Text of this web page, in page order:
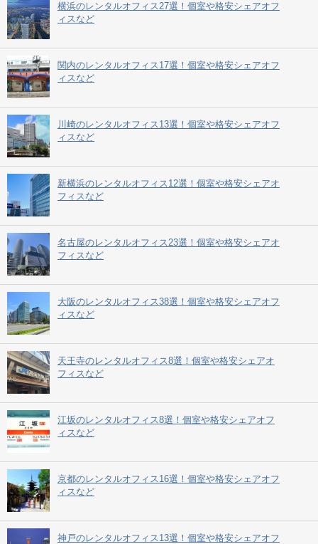
横浜のレンタルオフィス27選！個室や格安シェアオフ
ィスなど
関内のレンタルオフィス17選！個室や格安シェアオフ
ィスなど
川崎のレンタルオフィス13選！個室や格安シェアオフ
ィスなど
新横浜のレンタルオフィス12選！個室や格安シェアオ
フィスなど
名古屋のレンタルオフィス23選！個室や格安シェアオ
フィスなど
大阪のレンタルオフィス38選！個室や格安シェアオフ
ィスなど
天王寺のレンタルオフィス8選！個室や格安シェアオ
フィスなど
江坂のレンタルオフィス8選！個室や格安シェアオフ
ィスなど
京都のレンタルオフィス16選！個室や格安シェアオフ
ィスなど
神戸のレンタルオフィス13選！個室や格安シェアオフ